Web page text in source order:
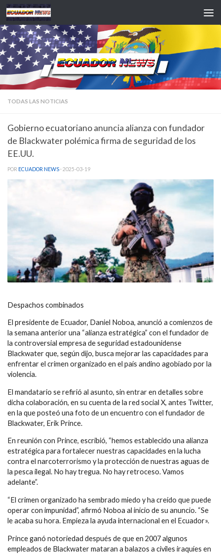
Saltar al contenido
TODAS LAS NOTICIAS
Gobierno ecuatoriano anuncia alianza con fundador
de Blackwater polémica firma de seguridad de los
EE.UU.
POR ECUADOR NEWS · 2025-03-19
Despachos combinados
El presidente de Ecuador, Daniel Noboa, anunció a comienzos de
la semana anterior una “alianza estratégica” con el fundador de
la controversial empresa de seguridad estadounidense
Blackwater que, según dijo, busca mejorar las capacidades para
enfrentar el crimen organizado en el país andino agobiado por la
violencia.
El mandatario se refirió al asunto, sin entrar en detalles sobre
dicha colaboración, en su cuenta de la red social X, antes Twitter,
en la que posteó una foto de un encuentro con el fundador de
Blackwater, Erik Prince.
En reunión con Prince, escribió, “hemos establecido una alianza
estratégica para fortalecer nuestras capacidades en la lucha
contra el narcoterrorismo y la protección de nuestras aguas de
la pesca ilegal. No hay tregua. No hay retroceso. Vamos
adelante”.
“El crimen organizado ha sembrado miedo y ha creído que puede
operar con impunidad”, afirmó Noboa al inicio de su anuncio. “Se
le acaba su hora. Empieza la ayuda internacional en el Ecuador».
Prince ganó notoriedad después de que en 2007 algunos
empleados de Blackwater mataran a balazos a civiles iraquíes en